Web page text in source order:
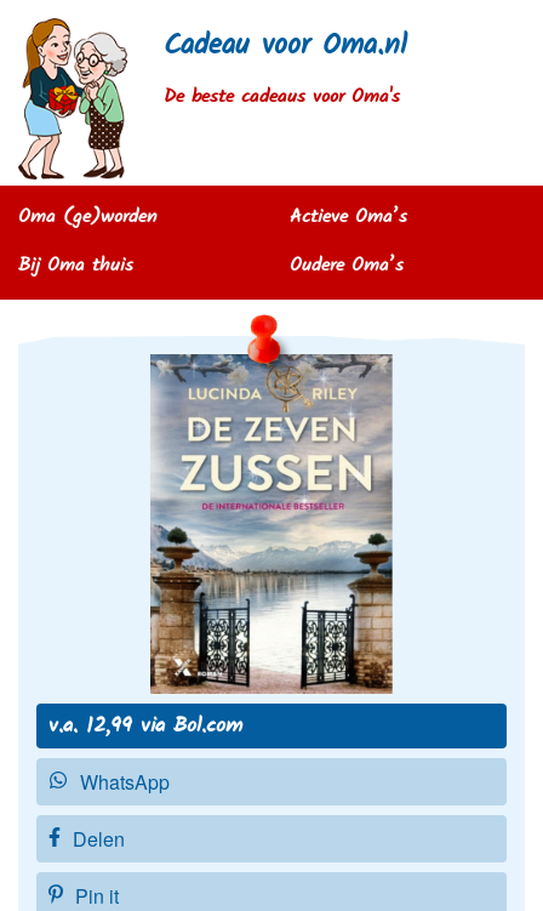
Cadeau voor Oma.nl
De beste cadeaus voor Oma's
Oma (ge)worden
Actieve Oma’s
Bij Oma thuis
Oudere Oma’s
v.a. 12,99 via Bol.com
WhatsApp
Delen
Pin it